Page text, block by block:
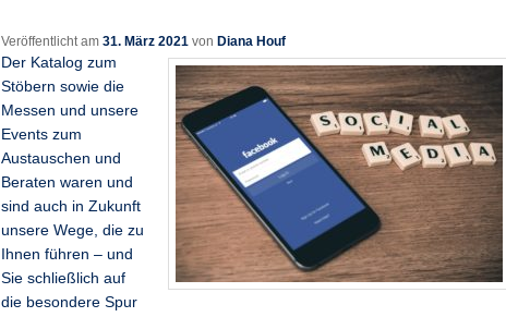
Veröffentlicht am 31. März 2021 von Diana Houf
Der Katalog zum
Stöbern sowie die
Messen und unsere
Events zum
Austauschen und
Beraten waren und
sind auch in Zukunft
unsere Wege, die zu
Ihnen führen – und
Sie schließlich auf
die besondere Spur